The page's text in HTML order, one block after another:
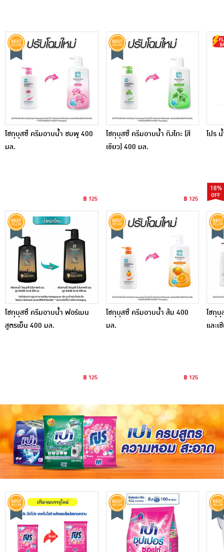
โชกุบุสซึ ครีมอาบน้ำ ชมพู 400
มล.
฿ 125
โชกุบุสซึ ครีมอาบน้ำ ฟอร์เมน
สูตรเย็น 400 มล.
฿ 125
โชกุบุสซึ ครีมอาบน้ำ กิงโกะ (สี
เขียว) 400 มล.
฿ 125
โชกุบุสซึ ครีมอาบน้ำ ส้ม 400
มล.
฿ 125
โปร
18%
โชกุ
และ